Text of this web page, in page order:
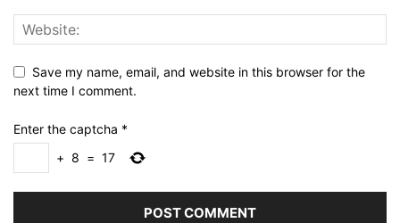
Save my name, email, and website in this browser for the
next time I comment.
Enter the captcha *
+ 8 = 17